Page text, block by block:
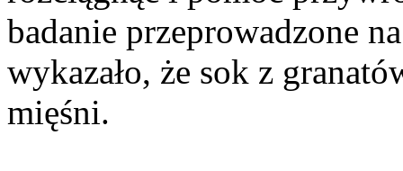
badanie przeprowadzone
wykazało, że sok z
mięśni.